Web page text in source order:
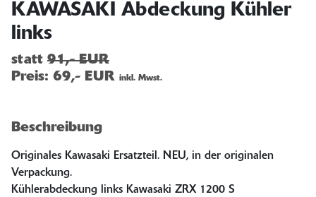
KAWASAKI Abdeckung Kühler
links
statt 91,- EUR
Preis: 69,- EUR inkl. Mwst.
Beschreibung
Originales Kawasaki Ersatzteil. NEU, in der originalen
Verpackung.
Kühlerabdeckung links Kawasaki ZRX 1200 S